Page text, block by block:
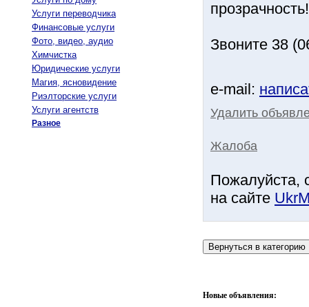
Услуги переводчика
Финансовые услуги
Фото, видео, аудио
Химчистка
Юридические услуги
Магия, ясновидение
Риэлторские услуги
Услуги агентств
Разное
прозрачность!
Звоните 38
e-mail:
Удалить
Жалоба
Пожалуйста,
на сайте
Новые объявления: